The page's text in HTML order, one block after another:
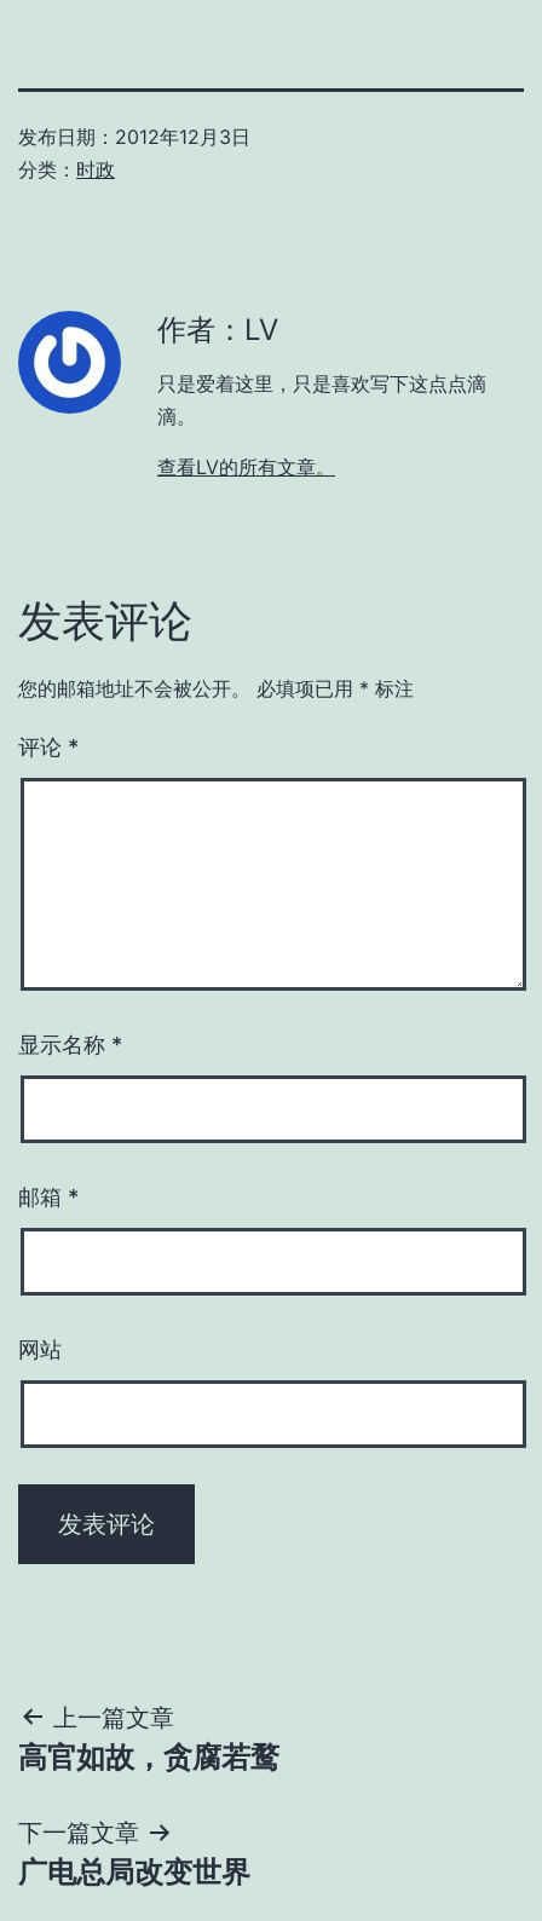
发布日期： 2012年12月3日
分类： 时政
作者：LV
只是爱着这里，只是喜欢写下这点点滴
滴。
查看LV的所有文章。
发表评论
您的邮箱地址不会被公开。 必填项已用 * 标注
评论 *
显示名称 *
邮箱 *
网站
文
章
导
航
上一篇文章
高官如故，贪腐若鹜
下一篇文章
广电总局改变世界